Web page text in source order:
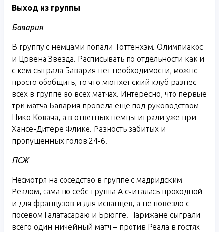
Выход из группы
Бавария
В группу с немцами попали Тоттенхэм. Олимпиакос
и Црвена Звезда. Расписывать по отдельности как и
с кем сыграла Бавария нет необходимости, можно
просто обобщить, то что мюнхенский клуб разнес
всех в группе во всех матчах. Интересно, что первые
три матча Бавария провела еще под руководством
Нико Ковача, а в ответных немцы играли уже при
Хансе-Дитере Флике. Разность забитых и
пропущенных голов 24-6.
ПСЖ
Несмотря на соседство в группе с мадридским
Реалом, сама по себе группа А считалась проходной
и для французов и для испанцев, а не повезло с
посевом Галатасараю и Брюгге. Парижане сыграли
всего один ничейный матч – против Реала в гостях